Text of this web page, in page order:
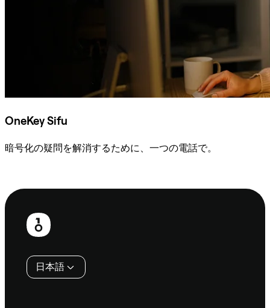
OneKey Sifu
暗号化の疑問を解消するために、一つの電話で。
フ
日本語